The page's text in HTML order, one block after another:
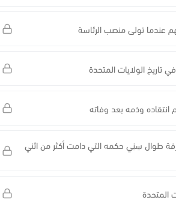
عندما تولى منصب الرئاسة
تاريخ الولايات المتحدة
انتقاده وذمه بعد وفاته
طوال سِنِي حكمه التي دامت أكثر من اثني
المتحدة